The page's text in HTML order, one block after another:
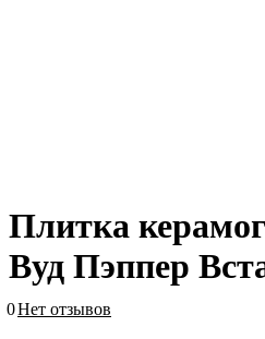
Плитка
Вуд Пэппер
0Нет отзывов